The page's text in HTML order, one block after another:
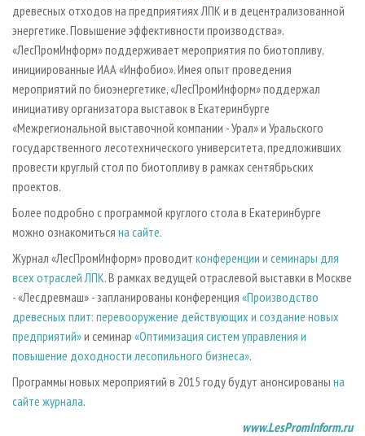
древесных отходов на предприятиях ЛПК и в децентрализованной
энергетике. Повышение эффективности производства».
«ЛесПромИнформ» поддерживает мероприятия по биотопливу,
инициированные ИАА «Инфобио». Имея опыт проведения
мероприятий по биоэнергетике, «ЛесПромИнформ» поддержал
инициативу организатора выставок в Екатеринбурге
«Межрегиональной выставочной компании - Урал» и Уральского
государственного лесотехнического университета, предложивших
провести круглый стол по биотопливу в рамках сентябрьских
проектов.
Более подробно с программой круглого стола в Екатеринбурге
можно ознакомиться на сайте.
Журнал «ЛесПромИнформ» проводит конференции и семинары для
всех отраслей ЛПК. В рамках ведущей отраслевой выставки в Москве
- «Лесдревмаш» - запланированы конференция «Производство
древесных плит: перевооружение действующих и создание новых
предприятий»и семинар «Оптимизация систем управления и
повышение доходности лесопильного бизнеса».
Программы новых мероприятий в 2015 году будут анонсированы на
сайте журнала.
www.LesPromInform.ru